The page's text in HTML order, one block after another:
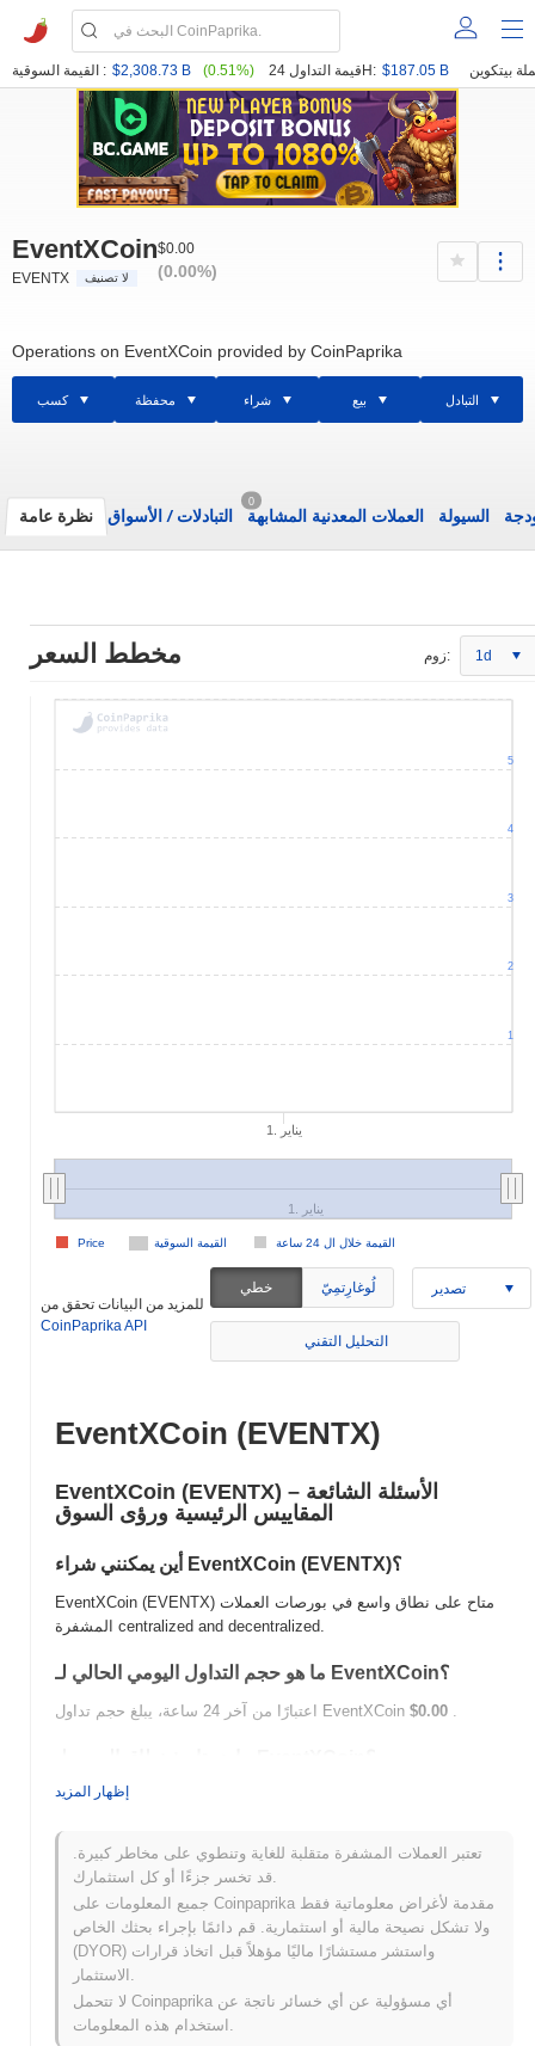
القيمة السوقية : $2,308.73 B (0.51%) قيمة التداول 24H: $187.05 B
EventXCoin
EVENTX لا تصنيف
$0.00
(0.00%)
Operations on EventXCoin provided by CoinPaprika
كسب محفظة شراء بيع التبادل
نظرة عامة التبادلات/ الأسواق
0
العملات المعدنية المشابهة السيولة
مخطط السعر زوم: 1d
1. يناير
القيمة السوقية القيمة خلال ال 24 ساعة Price
1. يناير
1
2
3
4
5
للمزيد من البيانات تحقق من
CoinPaprika API
خطي لُوغارِتمِيّ تصدير
التحليل التقني
EventXCoin (EVENTX)
EventXCoin (EVENTX) الأسئلة الشائعة –
المقاييس الرئيسية ورؤى السوق
أين يمكنني شراء EventXCoin (EVENTX)؟
EventXCoin (EVENTX) متاح على نطاق واسع في بورصات العملات
المشفرة centralized and decentralized.
ما هو حجم التداول اليومي الحالي لـ EventXCoin؟
اعتبارًا من آخر 24 ساعة، يبلغ حجم تداول EventXCoin $0.00 .
EventXCoin يتم تداوله حاليًا بنسبة ~5.36%
كيف يعمل EventXCoin مقارنة بسوق العملات المشفرة
الأوسع؟
سوق العملات المشفرة بشكل عام الذي سجل مكاسب0.51%
. يشير
هذا إلى تأخر مؤقت في حركة سعر EVENTX مقارنة بزخم السوق
إظهار المزيد
تعتبر العملات المشفرة متقلبة للغاية وتنطوي على مخاطر كبيرة.
قد تخسر جزءًا أو كل استثمارك.
جميع المعلومات على Coinpaprika مقدمة لأغراض معلوماتية فقط
ولا تشكل نصيحة مالية أو استثمارية. قم دائمًا بإجراء بحثك الخاص
(DYOR) واستشر مستشارًا ماليًا مؤهلاً قبل اتخاذ قرارات
لا تتحمل Coinpaprika أي مسؤولية عن أي خسائر ناتجة عن